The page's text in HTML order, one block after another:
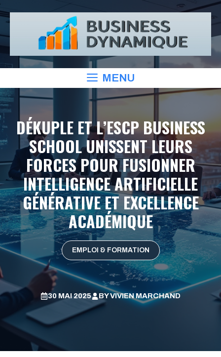
Aller
au
contenu
MENU
DÉKUPLE ET L’ESCP BUSINESS
SCHOOL UNISSENT LEURS
FORCES POUR FUSIONNER
INTELLIGENCE ARTIFICIELLE
GÉNÉRATIVE ET EXCELLENCE
ACADÉMIQUE
EMPLOI & FORMATION
30 MAI 2025 BYVIVIEN MARCHAND